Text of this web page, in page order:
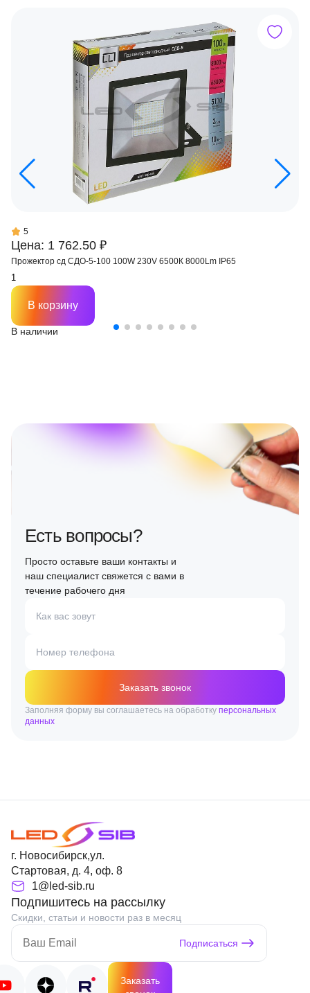
Цена: 1 762.50 ₽
5
Прожектор сд СДО-5-100 100W 230V 6500К 8000Lm IP65
В наличии
В корзину
Есть вопросы?
Просто оставьте ваши контакты и
наш специалист свяжется с вами в
течение рабочего дня
Как вас зовут
Номер телефона
Заказать звонок
Заполняя форму вы соглашаетесь на обработку персональных
данных
г. Новосибирск,ул.
Стартовая, д. 4, оф. 8
1@led-sib.ru
Подпишитесь на рассылку
Скидки, статьи и новости раз в месяц
Подписаться
Заказать